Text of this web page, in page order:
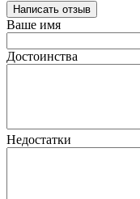
Написать отзыв
Ваше имя
Достоинства
Недостатки